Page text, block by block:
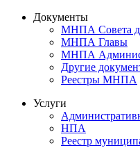
Документы
МНПА Совета
МНПА Главы
МНПА
Другие
Реестры МНПА
Услуги
НПА
Реестр